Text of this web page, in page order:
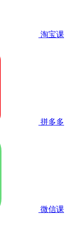
淘宝课
拼多多
微信课